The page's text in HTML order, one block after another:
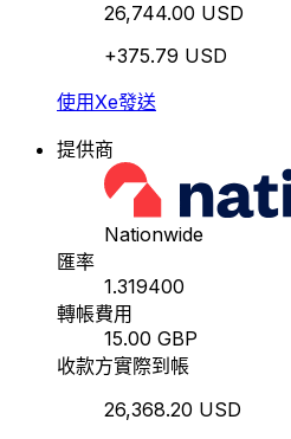
26,744.00 USD
+375.79 USD
使用Xe發送
提供商
Nationwide
匯率
1.319400
轉帳費用
15.00 GBP
收款方實際到帳
26,368.20 USD